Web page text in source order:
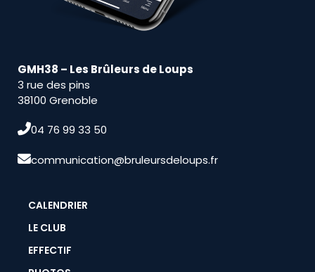
CALENDRIER
LE CLUB
EFFECTIF
GMH38 – Les Brûleurs de Loups
3 rue des pins
38100 Grenoble
04 76 99 33 50
communication@bruleursdeloups.fr